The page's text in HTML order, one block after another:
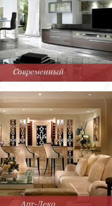
Современный
Арт-Деко